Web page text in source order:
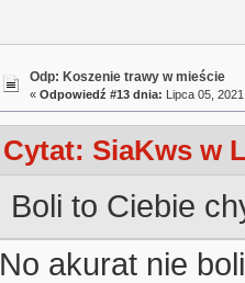
Odp: Koszenie trawy w mieście
« Odpowiedź #13 dnia: Lipca 05,
Cytat: SiaKws w
Boli to Ciebie
No akurat nie